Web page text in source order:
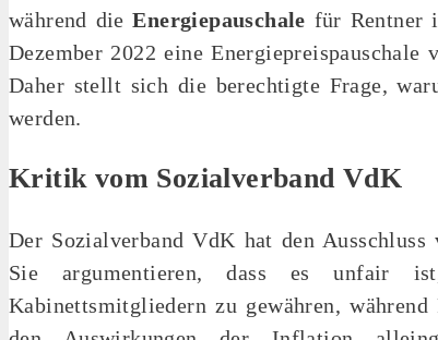
während dieEnergiepauschale für Rentner
Dezember 2022 eine
Daher stellt sich die berechtigte Frage,
werden.
Kritik vom Sozialverband VdK
Der Sozialverband VdK hat den
Sie argumentieren, dass es unfair
Kabinettsmitgliedern zu gewähren,